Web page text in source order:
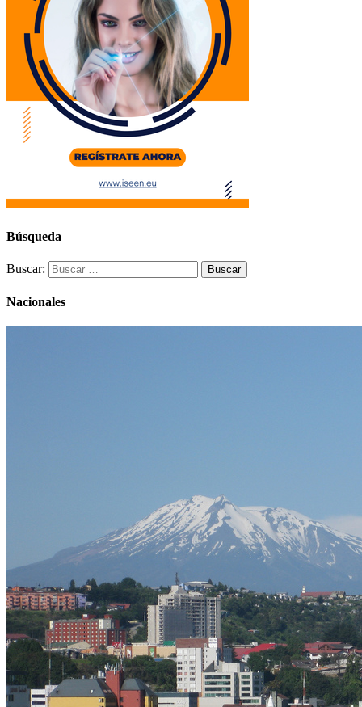
Búsqueda
Buscar:
Nacionales